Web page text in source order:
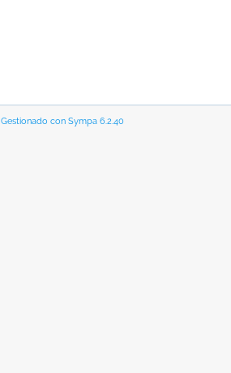
Gestionado con Sympa 6.2.40